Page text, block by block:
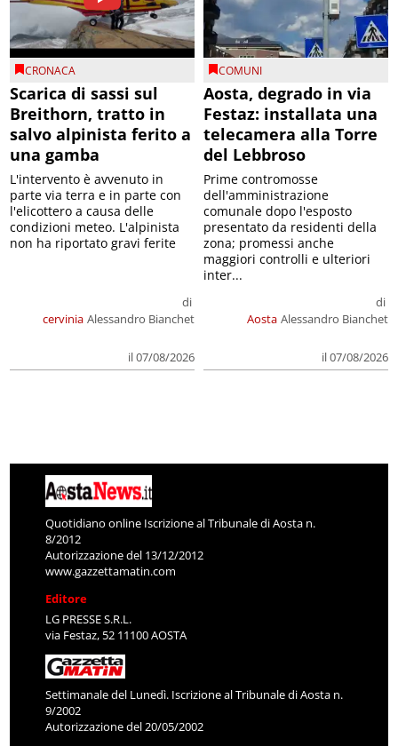
CRONACA
Scarica di sassi sul
Breithorn, tratto in
salvo alpinista ferito a
una gamba
cervinia
di
Alessandro Bianchet
il 07/08/2026
L'intervento è avvenuto in
parte via terra e in parte con
l'elicottero a causa delle
condizioni meteo. L'alpinista
non ha riportato gravi ferite
COMUNI
Aosta, degrado in via
Festaz: installata una
telecamera alla Torre
del Lebbroso
Aosta
di
Alessandro Bianchet
il 07/08/2026
Prime contromosse
dell'amministrazione
comunale dopo l'esposto
presentato da residenti della
zona; promessi anche
maggiori controlli e ulteriori
inter...
Quotidiano online Iscrizione al Tribunale di Aosta n.
8/2012
Autorizzazione del 13/12/2012
www.gazzettamatin.com
Editore
LG PRESSE S.R.L.
via Festaz, 52 11100 AOSTA
Settimanale del Lunedì. Iscrizione al Tribunale di Aosta n.
9/2002
Autorizzazione del 20/05/2002